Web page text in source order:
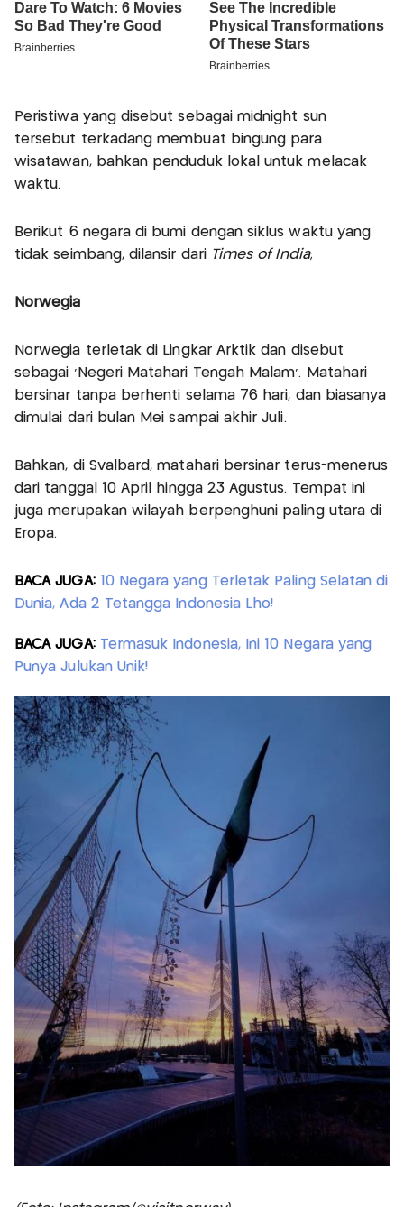
Peristiwa yang disebut sebagai midnight sun
tersebut terkadang membuat bingung para
wisatawan, bahkan penduduk lokal untuk melacak
waktu.
Berikut 6 negara di bumi dengan siklus waktu yang
tidak seimbang, dilansir dari Times of India;
Norwegia
Norwegia terletak di Lingkar Arktik dan disebut
sebagai 'Negeri Matahari Tengah Malam'. Matahari
bersinar tanpa berhenti selama 76 hari, dan biasanya
dimulai dari bulan Mei sampai akhir Juli.
Bahkan, di Svalbard, matahari bersinar terus-menerus
dari tanggal 10 April hingga 23 Agustus. Tempat ini
juga merupakan wilayah berpenghuni paling utara di
Eropa.
BACA JUGA:
10 Negara yang Terletak Paling Selatan di
Dunia, Ada 2 Tetangga Indonesia Lho!
BACA JUGA: Termasuk Indonesia, Ini 10 Negara yang
Punya Julukan Unik!